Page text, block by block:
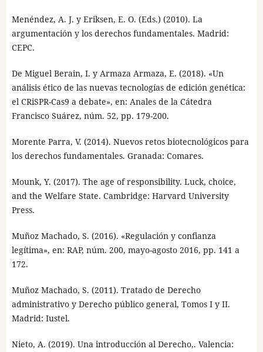
Menéndez, A. J. y Eriksen, E. O. (Eds.) (2010). La
argumentación y los derechos fundamentales. Madrid:
CEPC.
De Miguel Berain, I. y Armaza Armaza, E. (2018). «Un
análisis ético de las nuevas tecnologías de edición genética:
el CRiSPR-Cas9 a debate», en: Anales de la Cátedra
Francisco Suárez, núm. 52, pp. 179-200.
Morente Parra, V. (2014). Nuevos retos biotecnológicos para
los derechos fundamentales. Granada: Comares.
Mounk, Y. (2017). The age of responsibility. Luck, choice,
and the Welfare State. Cambridge: Harvard University
Press.
Muñoz Machado, S. (2016). «Regulación y confianza
legítima», en: RAP, núm. 200, mayo-agosto 2016, pp. 141 a
172.
Muñoz Machado, S. (2011). Tratado de Derecho
administrativo y Derecho público general, Tomos I y II.
Madrid: Iustel.
Nieto, A. (2019). Una introducción al Derecho,. Valencia: